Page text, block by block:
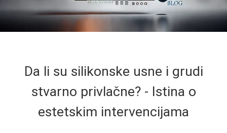
Da li su silikonske usne i grudi
stvarno privlačne? - Istina o
estetskim intervencijama